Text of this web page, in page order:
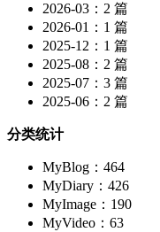
2026-03：2 篇
2026-01：1 篇
2025-12：1 篇
2025-08：2 篇
2025-07：3 篇
2025-06：2 篇
分类统计
MyBlog：464
MyDiary：426
MyImage：190
MyVideo：63